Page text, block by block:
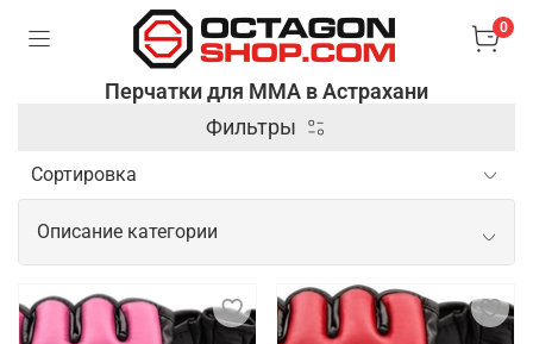
0
Перчатки для ММА в Астрахани
Фильтры
Описание категории
Профессиональные перчатки для
ММА